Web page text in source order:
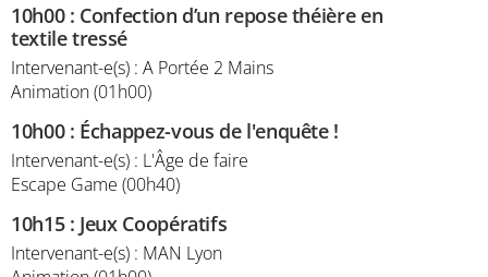
10h00: Confection d’un repose théière en
textile tressé
Intervenant-e(s) : A Portée 2 Mains
Animation (01h00)
10h00: Échappez-vous de l'enquête !
Intervenant-e(s) : L'Âge de faire
Escape Game (00h40)
10h15: Jeux Coopératifs
Intervenant-e(s) : MAN Lyon